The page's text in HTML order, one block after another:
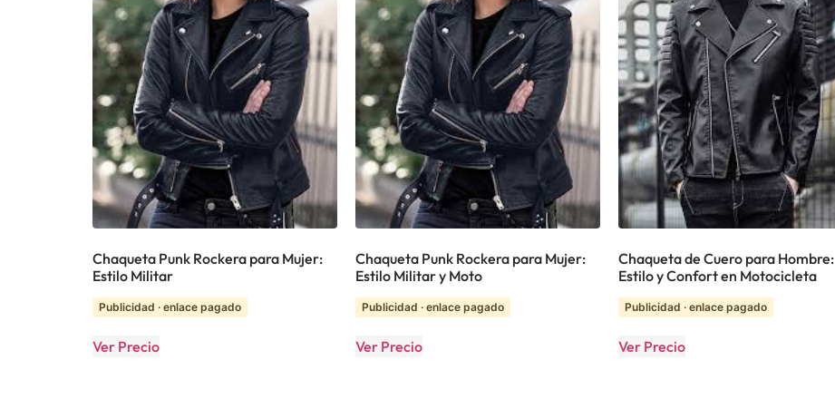
Chaqueta Punk Rockera para Mujer:
Estilo Militar
Publicidad · enlace pagado
Ver Precio
Chaqueta Punk Rockera para Mujer:
Estilo Militar y Moto
Publicidad · enlace pagado
Ver Precio
Chaqueta de Cuero para Hombre:
Estilo y Confort en Motocicleta
Publicidad · enlace pagado
Ver Precio